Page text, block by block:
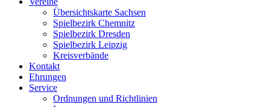
Übersichtskarte Sachsen
Spielbezirk Chemnitz
Spielbezirk Dresden
Spielbezirk Leipzig
Kreisverbände
Kontakt
Ehrungen
Service
Ordnungen und Richtlinien